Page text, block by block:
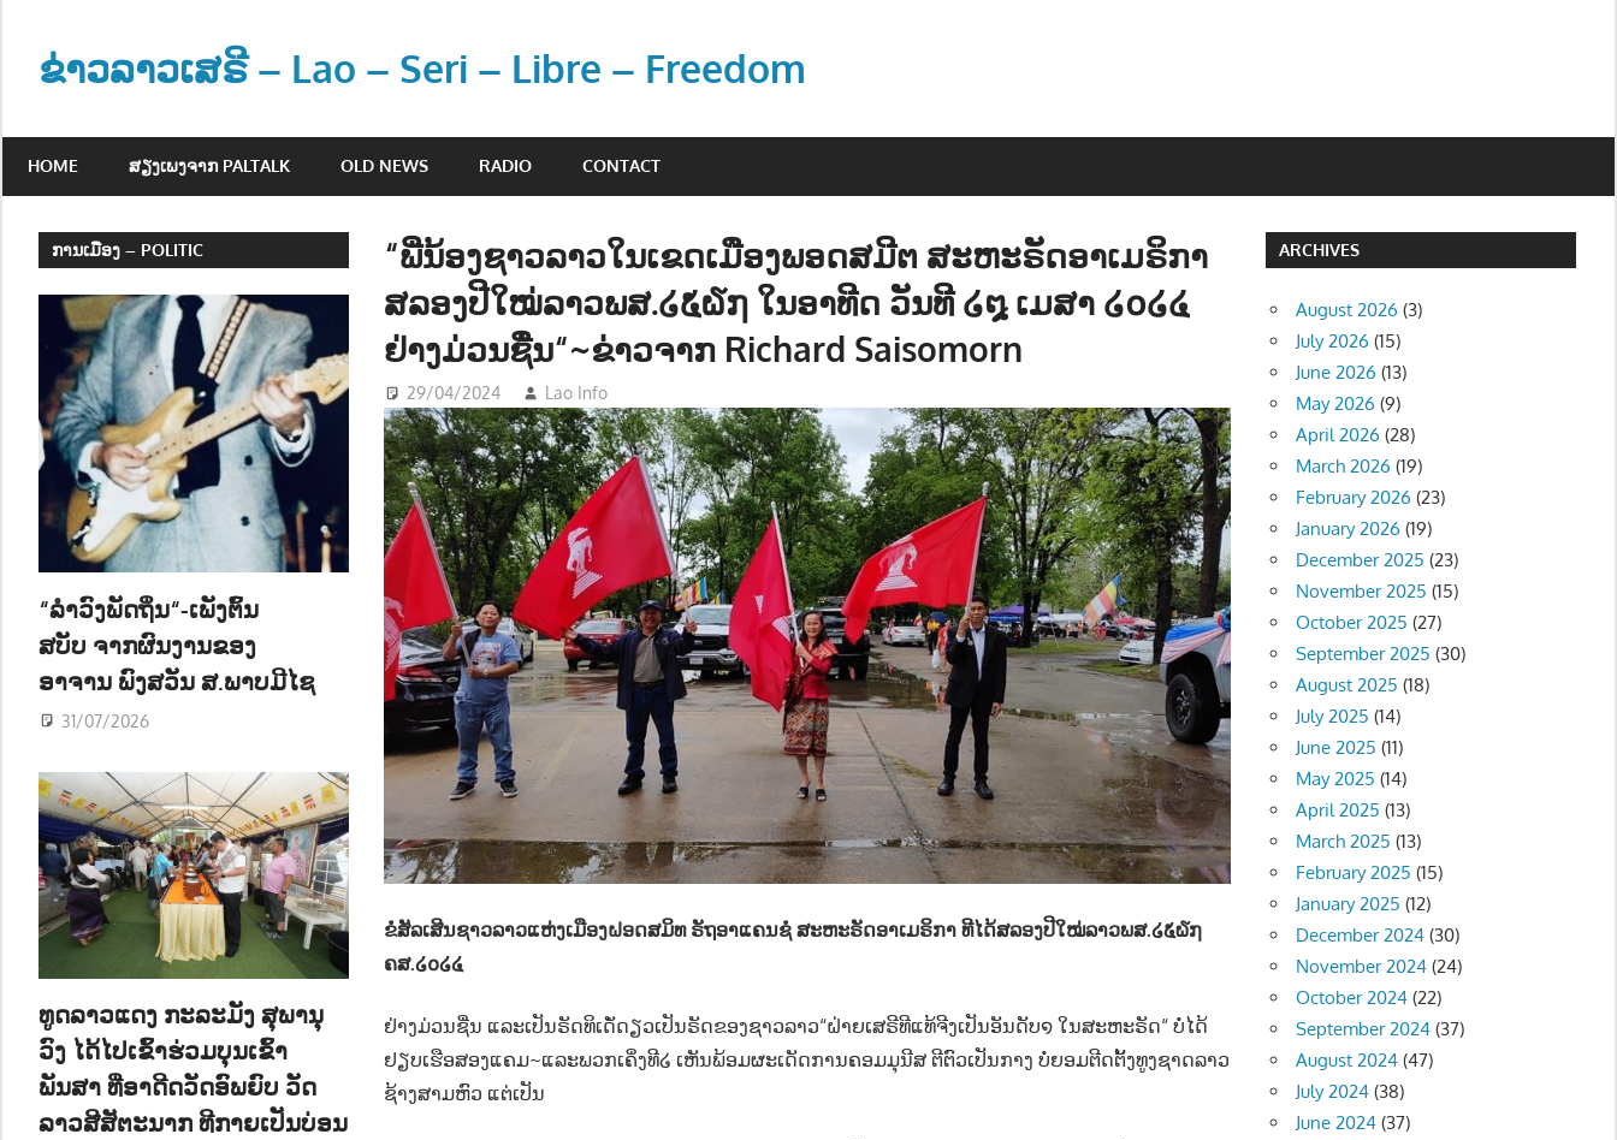
contentຂ່າວລາວເສຣີ – Lao – Seri – Libre – Freedom
ວ
ະ
ຂ່
າ
ວ
າ
HOME ສຽງເພງຈາກ PALTALK OLD NEWS RADIO CONTACT
“ພີ່ນ້ອງຊາວລາວໃນເຂດເມືອງພອດສມີຕ ສະຫະຣັດອາເມຣິກາ
ສລອງປີໃໝ່ລາວພສ.໒໕໖໗ ໃນອາທີດ ວັນທີ ໒໘ ເມສາ ໒໐໒໔
ຢ່າງມ່ວນຊື່ນ“~ຂ່າວຈາກ Richard Saisomorn
29/04/2024 Lao Info
ຂໍສັລເສີນຊາວລາວແຫ່ງເມືອງຝອດສມິທ ຣັຖອາແຄນຊໍ ສະຫະຣັດອາເມຣິກາ ທີໄດ້ສລອງປີໃໝ່ລາວພສ.໒໕໖໗
ຄສ.໒໐໒໔
ຢ່າງມ່ວນຊື່ນ ແລະເປັນຣັດທິເດັ່ດຽວເປັນຣັດຂອງຊາວລາວ“ຝ່າຍເສຣີທີແທ້ຈີງເປັນອັນດັບ໑ ໃນສະຫະຣັດ“ ບໍ່ໄດ້
ຢຽບເຮືອສອງແຄມ~ແລະພວກເຄິ່ງທີ໒ ເຫັນພ້ອມຜະເດັດການຄອມມຸນີສ ຕີຕົວເປັນກາງ ບໍ່ຍອມຕີດຕັ້ງທູງຊາດລາວ
ຊ້າງສາມຫົວ ແຕ່ເປັນ
ການເມືອງ – POLITIC
“ລຳວົງພັດຖິ່ນ“-ເພັງຕົ້ນ
ສບັບ ຈາກຜົນງານຂອງ
ອາຈານ ພົງສວັນ ສ.ພາບມີໄຊ
31/07/2026
ທູດລາວແດງ ກະລະມັງ ສຸພານຸ
ວົງ ໄດ້ໄປເຂົ້າຮ່ວມບຸນເຂົ້າ
ພັນສາ ທີ່ອາດີດວັດອົພຍົບ ວັດ
ລາວສີສັຕະນາກ ທີກາຍເປັນບ່ອນ
ARCHIVES
August 2026 (3)
July 2026 (15)
June 2026 (13)
May 2026 (9)
April 2026 (28)
March 2026 (19)
February 2026 (23)
January 2026 (19)
December 2025 (23)
November 2025 (15)
October 2025 (27)
September 2025 (30)
August 2025 (18)
July 2025 (14)
June 2025 (11)
May 2025 (14)
April 2025 (13)
March 2025 (13)
February 2025 (15)
January 2025 (12)
December 2024 (30)
November 2024 (24)
October 2024 (22)
September 2024 (37)
August 2024 (47)
July 2024 (38)
June 2024 (37)